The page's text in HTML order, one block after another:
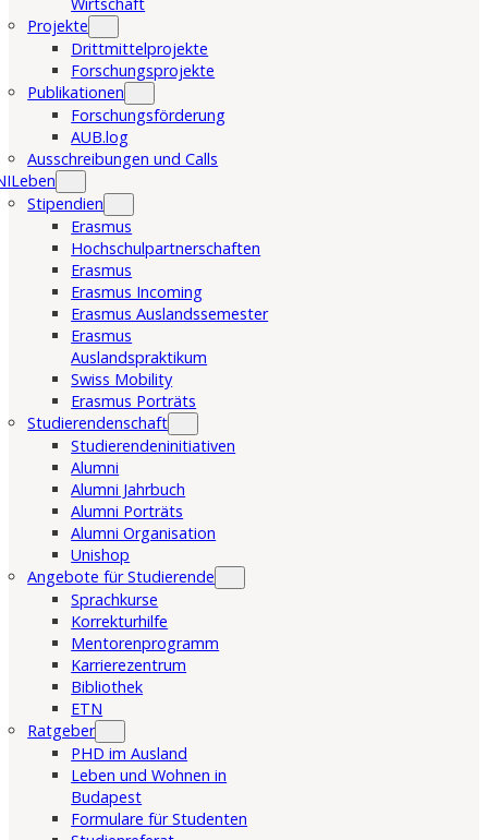
Projekte
Drittmittelprojekte
Forschungsprojekte
Publikationen
Forschungsförderung
AUB.log
Ausschreibungen und Calls
Stipendien
Erasmus
Hochschulpartnerschaften
Erasmus
Erasmus Incoming
Erasmus Auslandssemester
Erasmus
Auslandspraktikum
Swiss Mobility
Erasmus Porträts
Studierendenschaft
Studierendeninitiativen
Alumni
Alumni Jahrbuch
Alumni Porträts
Alumni Organisation
Unishop
Angebote für Studierende
Sprachkurse
Korrekturhilfe
Mentorenprogramm
Karrierezentrum
Bibliothek
ETN
Ratgeber
PHD im Ausland
Leben und Wohnen in
Budapest
Formulare für Studenten